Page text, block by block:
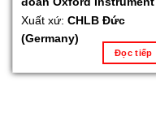
Xuất xứ: CHLB Đức
(Germany)
Đọc tiếp